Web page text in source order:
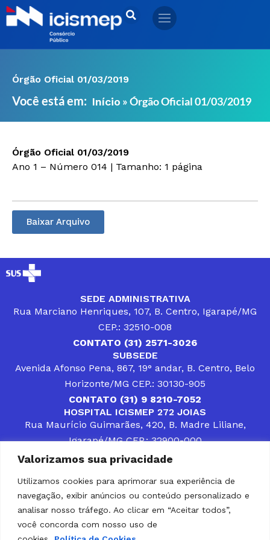
Valorizamos sua privacidade
Utilizamos cookies para aprimorar sua experiência de
navegação, exibir anúncios ou conteúdo personalizado e
analisar nosso tráfego. Ao clicar em “Aceitar todos”,
você concorda com nosso uso de
Ir
para
Órgão Oficial 01/03/2019
Você está em: Início »Órgão Oficial 01/03/2019
Órgão Oficial 01/03/2019
Ano 1 – Número 014 | Tamanho: 1 página
Baixar Arquivo
SEDE ADMINISTRATIVA
Rua Marciano Henriques, 107, B. Centro, Igarapé/MG
CEP.: 32510-008
CONTATO (31) 2571-3026
SUBSEDE
Avenida Afonso Pena, 867, 19° andar, B. Centro, Belo
Horizonte/MG CEP.: 30130-905
CONTATO (31) 9 8210-7052
HOSPITAL ICISMEP 272 JOIAS
Rua Maurício Guimarães, 420, B. Madre Liliane,
Igarapé/MG CEP.: 32900-000
CONTATOS (31) 3512-4400 ou (31) 9 8309-8660
DESENVOLVER SOLUÇÕES, AÇÕES E SERVIÇOS
PÚBLICOS QUE COMPLEMENTEM A ASSISTÊNCIA À
POPULAÇÃO DA REGIÃO EM QUE ATUA, SENDO
PARCEIRO DOS MUNICÍPIOS CONSORCIADOS NA
SOLUÇÃO DE DIFICULDADES ENFRENTADAS POR
GESTORES MUNICIPAIS, É O COMPROMISSO DO
ICISMEP.